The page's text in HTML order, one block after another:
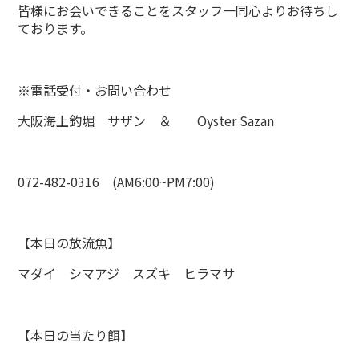
皆様にお会いできることをスタッフ一同心よりお待ちし
ております。
※電話受付・お問い合わせ
大阪海上釣堀 サザン ＆ Oyster Sazan
072-482-0316 (AM6:00~PM7:00)
【本日の放流魚】
マダイ シマアジ スズキ ヒラマサ
【本日の当たり餌】